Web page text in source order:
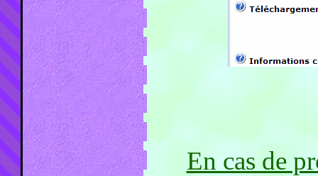
En cas de